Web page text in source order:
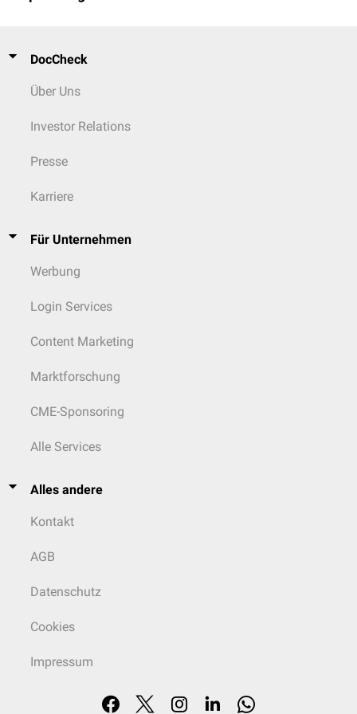
DocCheck
Über Uns
Investor Relations
Presse
Karriere
Für Unternehmen
Werbung
Login Services
Content Marketing
Marktforschung
CME-Sponsoring
Alle Services
Alles andere
Kontakt
AGB
Datenschutz
Cookies
Impressum